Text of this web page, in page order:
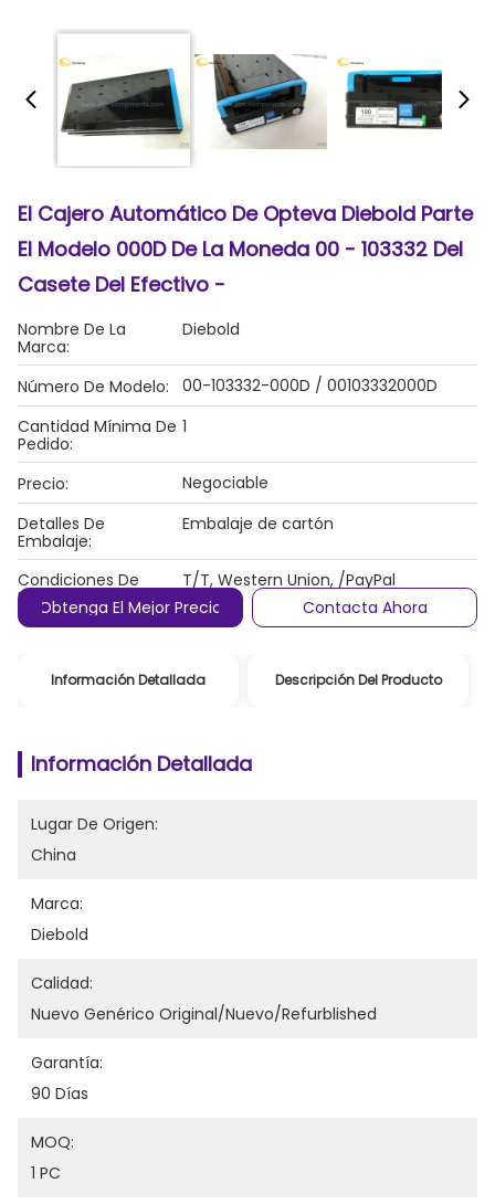
El Cajero Automático De Opteva Diebold Parte
El Modelo 000D De La Moneda 00 - 103332 Del
Casete Del Efectivo -
Nombre De La
Marca:
Diebold
Número De Modelo:
00-103332-000D / 00103332000D
Cantidad Mínima De
Pedido:
1
Precio:
Negociable
Detalles De
Embalaje:
Embalaje de cartón
Condiciones De
Pago:
T/T, Western Union, /PayPal
Obtenga El Mejor Precio
Contacta Ahora
Información Detallada Descripción Del Producto
Información Detallada
Lugar De Origen:
China
Marca:
Diebold
Calidad:
Nuevo Genérico Original/nuevo/refurblished
Garantía:
90 Días
MOQ:
1 PC